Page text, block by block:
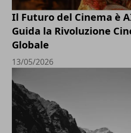
Il Futuro del Cinema è
Guida la Rivoluzione
Globale
13/05/2026